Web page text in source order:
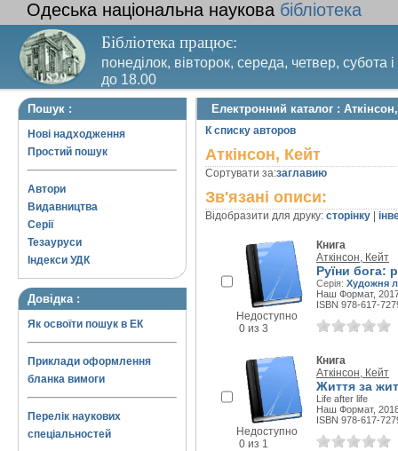
Одеська національна наукова бібліотека
Бібліотека працює:
понеділок, вівторок, середа, четвер, субота
до 18.00
Вихідний день – п’ятниця. Останній четвер
Пошук :
Нові надходження
Простий пошук
Автори
Видавництва
Серії
Тезауруси
Індекси УДК
Довідка :
Як освоїти пошук в ЕК
Приклади оформлення
бланка вимоги
Перелік наукових
спеціальностей
Електронний каталог :
К списку авторов
Аткінсон, Кейт
Сортувати за:заглавию
Зв'язані описи:
Відобразити для друку: сторінку
Недоступно
0 из 3
Книга
Аткінсон, Кейт
Руїни бога:
Серія: Художня
Наш Формат,
ISBN 978-617-
Недоступно
0 из 1
Книга
Аткінсон, Кейт
Життя за
Life after life
Наш Формат,
ISBN 978-617-